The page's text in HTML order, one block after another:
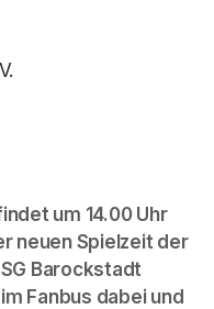
um 14.00 Uhr
neuen Spielzeit der
Barockstadt
Fanbus dabei und